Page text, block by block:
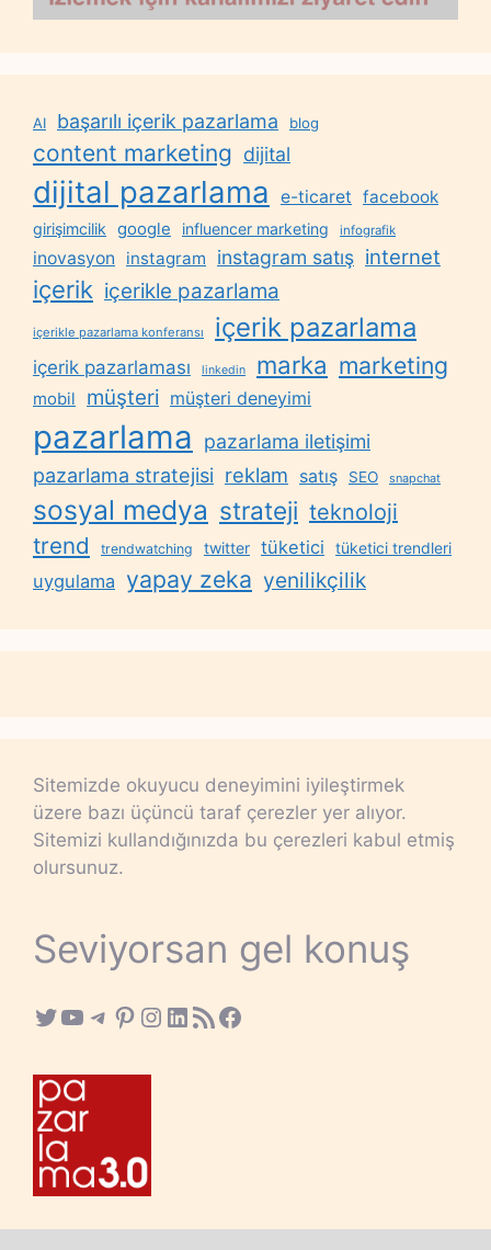
AI başarılı içerik pazarlama blog
content marketing dijital
dijital pazarlama e-ticaret facebook
girişimcilik google influencer marketing infografik
inovasyon instagram instagram satış internet
içerik içerikle pazarlama
içerikle pazarlama konferansı içerik pazarlama
içerik pazarlaması linkedin marka marketing
mobil müşteri müşteri deneyimi
pazarlama
pazarlama iletişimi
pazarlama stratejisi reklam satış SEO snapchat
sosyal medya strateji teknoloji
trend trendwatching twitter tüketici tüketici trendleri
uygulama yapay zeka yenilikçilik
Sitemizde okuyucu deneyimini iyileştirmek
üzere bazı üçüncü taraf çerezler yer alıyor.
Sitemizi kullandığınızda bu çerezleri kabul etmiş
olursunuz.
Seviyorsan gel konuş
Twitter
YouTube
Telegram
Pinterest
Instagram
LinkedIn
RSS FeedFacebook